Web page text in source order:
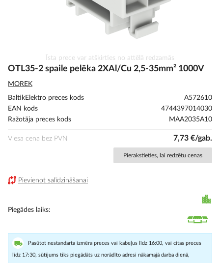
uz
sākumu
Īsta prece var atšķirties no attēlā redzamās
OTL35-2 spaile pelēka 2XAl/Cu 2,5-35mm² 1000V
MOREK
BaltikElektro preces kods
A572610
EAN kods
4744397014030
Ražotāja preces kods
MAA2035A10
Viesa cena bez PVN 7,73 €/gab.
Pierakstieties, lai redzētu cenas
Pievienot salīdzināšanai
Piegādes laiks
Pasūtot nestandarta izmēra preces vai kabeļus līdz 16:00, vai citas preces
līdz 17:30, sūtījums tiks piegādāts uz norādīto adresi nākamajā darba dienā,